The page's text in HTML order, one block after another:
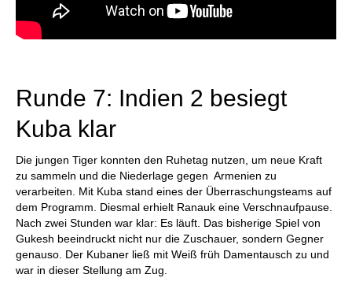
Runde 7: Indien 2 besiegt
Kuba klar
Die jungen Tiger konnten den Ruhetag nutzen, um neue Kraft
zu sammeln und die Niederlage gegen Armenien zu
verarbeiten. Mit Kuba stand eines der Überraschungsteams auf
dem Programm. Diesmal erhielt Ranauk eine Verschnaufpause.
Nach zwei Stunden war klar: Es läuft. Das bisherige Spiel von
Gukesh beeindruckt nicht nur die Zuschauer, sondern Gegner
genauso. Der Kubaner ließ mit Weiß früh Damentausch zu und
war in dieser Stellung am Zug.